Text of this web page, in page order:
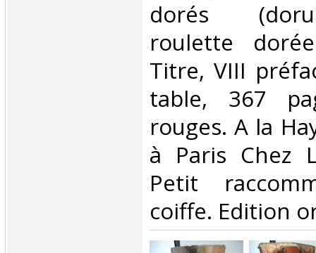
dorés
roulette
Titre, VIII
table, 367
rouges. A la
à Paris Chez
Petit
coiffe. Edition